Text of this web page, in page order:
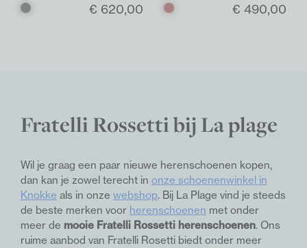
Zwart € 620,00
Bruin
€ 490,00
Fratelli Rossettibij La plage
Wil je graag een paar nieuwe herenschoenen kopen,
dan kan je zowel terecht in onze schoenenwinkel in
Knokke als in onze webshop. Bij La Plage vind je steeds
de beste merken voor herenschoenen met onder
meer de mooie Fratelli Rossetti herenschoenen. Ons
ruime aanbod van Fratelli Rosetti biedt onder meer